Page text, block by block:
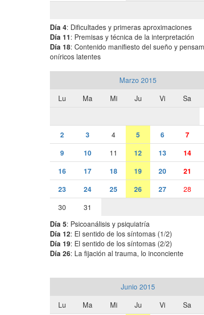
Día 4: Dificultades y primeras aproximaciones
Día 11: Premisas y técnica de la interpretación
Día 18: Contenido manifiesto del sueño y
oníricos latentes
Marzo 2015
Lu
Ma Mi Ju Vi Sa
2
3 4 5 6 7
9
10 11 12 13 14
16
17 18 19 20 21
23
24 25 26 27 28
30
31
Día 5: Psicoanálisis y psiquiatría
Día 12: El sentido de los síntomas (1/2)
Día 19: El sentido de los síntomas (2/2)
Día 26: La fijación al trauma, lo inconciente
Junio 2015
Lu
Ma Mi Ju Vi Sa